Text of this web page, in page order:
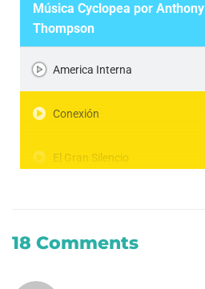
Música Cyclopea por Anthony
Thompson
America Interna
Conexión
El Gran Silencio
Viaje al infinito
18 Comments